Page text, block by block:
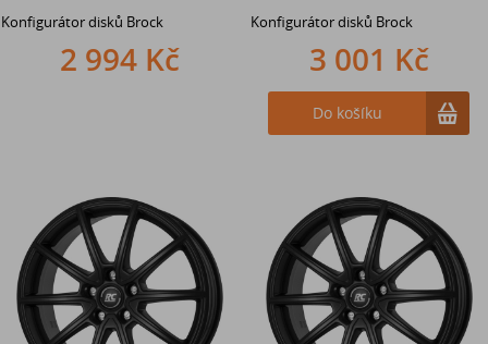
Konfigurátor disků Brock
2 994 Kč
Konfigurátor disků Brock
3 001 Kč
Do košíku